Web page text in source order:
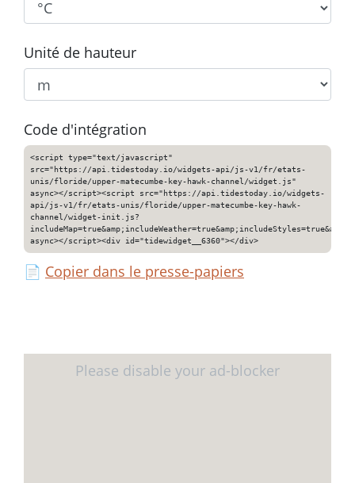
Unité de hauteur
Code d'intégration
<script type="text/javascript"
src="https://api.tidestoday.io/widgets-api/js-v1/fr/etats-
unis/floride/upper-matecumbe-key-hawk-channel/widget.js"
async></script><script src="https://api.tidestoday.io/widgets-
api/js-v1/fr/etats-unis/floride/upper-matecumbe-key-hawk-
channel/widget-init.js?
async></script><div id="tidewidget__6360"></div>
📄 Copier dans le presse-papiers